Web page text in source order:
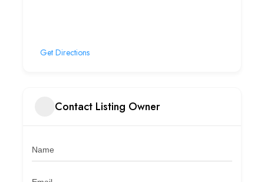
Get Directions
Contact Listing Owner